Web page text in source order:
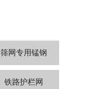
筛网专用锰钢
铁路护栏网